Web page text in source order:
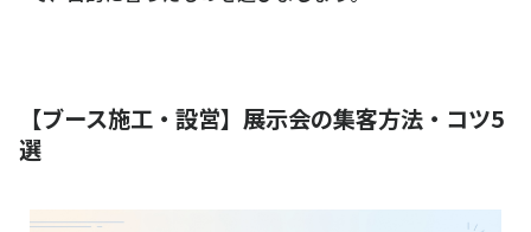
【ブース施工・設営】展示会の集客方法・コツ5
選